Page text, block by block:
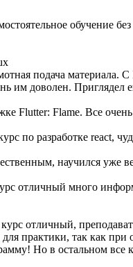
обучение
подача материала.
им доволен. Приглядел
Flutter: Flame. Все
по разработке
научился уже
отличный много
отличный,
практики, так как при
Но в остальном